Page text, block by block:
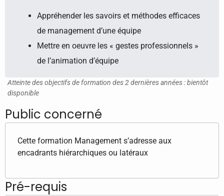
Appréhender les savoirs et méthodes efficaces
de management d’une équipe
Mettre en oeuvre les « gestes professionnels »
de l’animation d’équipe
Atteinte des objectifs de formation des 2 dernières années : bientôt
disponible
Public concerné
Cette formation Management s’adresse aux
encadrants hiérarchiques ou latéraux
Pré-requis